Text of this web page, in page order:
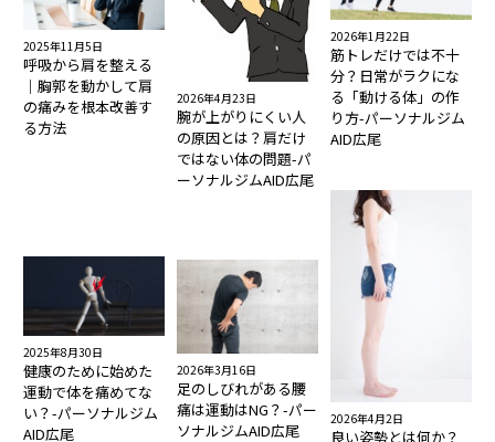
2025年11月5日
呼吸から肩を整える
｜胸郭を動かして肩
の痛みを根本改善す
る方法
2026年4月23日
腕が上がりにくい人
の原因とは？肩だけ
ではない体の問題-パ
ーソナルジムAID広尾
2026年1月22日
筋トレだけでは不十
分？日常がラクにな
る「動ける体」の作
り方-パーソナルジム
AID広尾
2025年8月30日
健康のために始めた
運動で体を痛めてな
い？-パーソナルジム
AID広尾
2026年3月16日
足のしびれがある腰
痛は運動はNG？-パー
ソナルジムAID広尾
2026年4月2日
良い姿勢とは何か？